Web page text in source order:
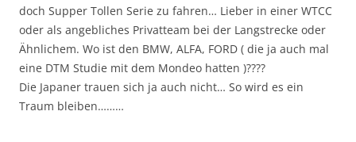
doch Supper Tollen Serie zu fahren… Lieber in einer WTCC
oder als angebliches Privatteam bei der Langstrecke oder
Ähnlichem. Wo ist den BMW, ALFA, FORD ( die ja auch mal
eine DTM Studie mit dem Mondeo hatten )????
Die Japaner trauen sich ja auch nicht… So wird es ein
Traum bleiben………